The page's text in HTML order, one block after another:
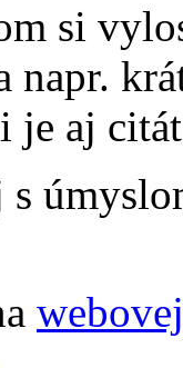
si
napr.
je aj
s